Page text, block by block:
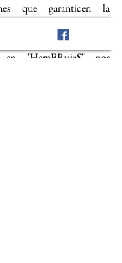
que garanticen la
historias como la de
"HemBRujaS" nos